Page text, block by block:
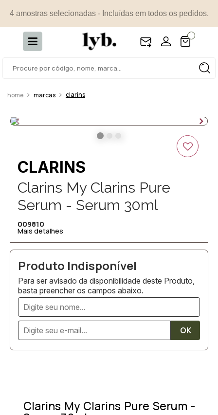
4 amostras selecionadas - Incluídas em todos os pedidos.
marcas clarins
CLARINS
Clarins My Clarins Pure
Serum - Serum 30ml
009810
Mais detalhes
Para ser avisado da disponibilidade deste Produto,
basta preencher os campos abaixo.
Clarins My Clarins Pure Serum -